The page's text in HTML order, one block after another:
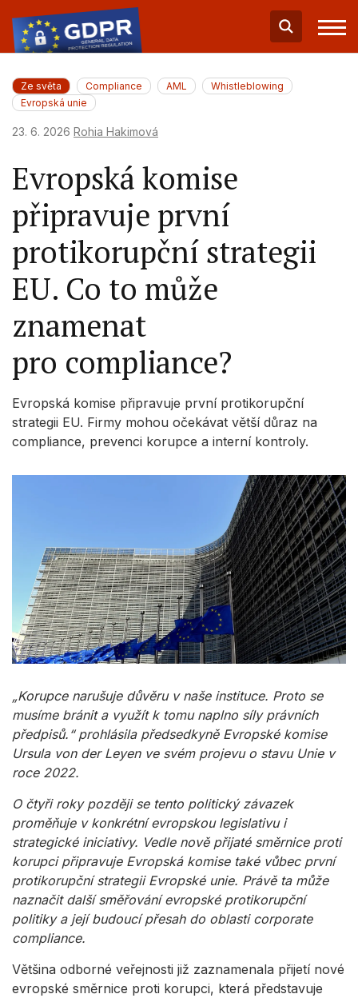
Ze světa Compliance AML
Whistleblowing
Evropská unie
23. 6. 2026 Rohia Hakimová
Evropská komise
připravuje první
protikorupční strategii
EU. Co to může
znamenat
pro compliance?
Evropská komise připravuje první protikorupční
strategii EU. Firmy mohou očekávat větší důraz na
compliance, prevenci korupce a interní kontroly.
„Korupce narušuje důvěru v naše instituce. Proto se
musíme bránit a využít k tomu naplno síly právních
předpisů.“ prohlásila předsedkyně Evropské komise
Ursula von der Leyen ve svém projevu o stavu Unie v
roce 2022.
O čtyři roky později se tento politický závazek
proměňuje v konkrétní evropskou legislativu i
strategické iniciativy. Vedle nově přijaté směrnice proti
korupci připravuje Evropská komise také vůbec první
protikorupční strategii Evropské unie. Právě ta může
naznačit další směřování evropské protikorupční
politiky a její budoucí přesah do oblasti corporate
compliance.
Většina odborné veřejnosti již zaznamenala přijetí nové
evropské směrnice proti korupci, která představuje